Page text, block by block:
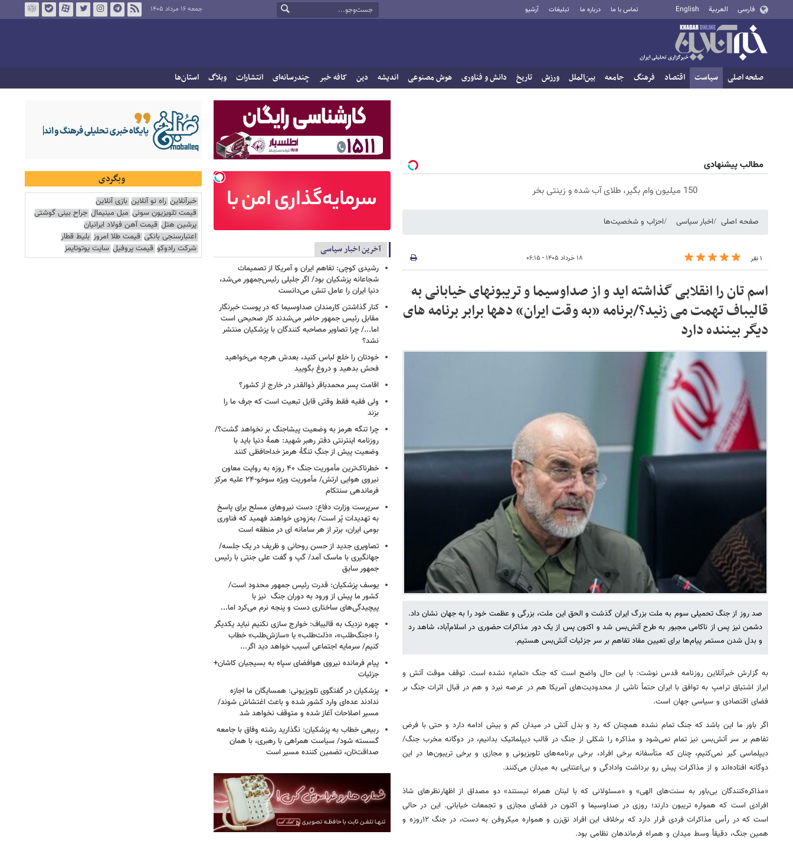
فارسی العربية English تماس با ما درباره ما تبلیغات آرشیو جمعه ۱۶ مرداد ۱۴۰۵
صفحه اصلی سیاست اقتصاد فرهنگ جامعه بین‌الملل ورزش تاریخ دانش و فناوری هوش مصنوعی اندیشه دین کافه خبر چندرسانه‌ای انتشارات وبلاگ استان‌ها
مطالب پیشنهادی
150 میلیون وام بگیر، طلای آب شده و زینتی بخر
صفحه اصلی اخبار سیاسی احزاب و شخصیت‌ها
۱ نفر ۱۸ خرداد ۱۴۰۵ - ۰۶:۱۵
اسم تان را انقلابی گذاشته اید و از صداوسیما و تریبونهای خیابانی به
قالیباف تهمت می زنید؟/برنامه «به وقت ایران» دهها برابر برنامه های
دیگر بیننده دارد
صد روز از جنگ تحمیلی سوم به ملت بزرگ ایران گذشت و الحق این ملت، بزرگی و عظمت خود را به جهان نشان داد.
دشمن نیز پس از ناکامی مجبور به طرح آتش‌بس شد و اکنون پس از یک دور مذاکرات حضوری در اسلام‌آباد، شاهد رد
و بدل شدن مستمر پیام‌ها برای تعیین مفاد تفاهم بر سر جزئیات آتش‌بس هستیم.
به گزارش خبرآنلاین روزنامه قدس نوشت: با این حال واضح است که جنگ «تمام» نشده است. توقف موقت آتش و
ابراز اشتیاق ترامپ به توافق با ایران حتماً ناشی از محدودیت‌های آمریکا هم در عرصه نبرد و هم در قبال اثرات جنگ بر
فضای اقتصادی و سیاسی جهان است.
اگر باور ما این باشد که جنگ تمام نشده همچنان که رد و بدل آتش در میدان کم و بیش ادامه دارد و حتی با فرض
تفاهم بر سر آتش‌بس نیز تمام نمی‌شود و مذاکره را شکلی از جنگ در قالب دیپلماتیک بدانیم، در دوگانه مخرب جنگ/
دیپلماسی گیر نمی‌کنیم، چنان که متأسفانه برخی افراد، برخی برنامه‌های تلویزیونی و مجازی و برخی تریبون‌ها در این
دوگانه افتاده‌اند و از مذاکرات پیش رو برداشت وادادگی و بی‌اعتنایی به میدان می‌کنند.
«مذاکره‌کنندگان بی‌باور به سنت‌های الهی» و «مسئولانی که با لبنان همراه نیستند» دو مصداق از اظهارنظرهای شاذ
افرادی است که همواره تریبون دارند؛ روزی در صداوسیما و اکنون در فضای مجازی و تجمعات خیابانی. این در حالی
است که در رأس مذاکرات فردی قرار دارد که برخلاف این افراد نق‌زن و همواره میکروفن به دست، در جنگ ۱۲روزه و
همین جنگ، دقیقاً وسط میدان و همراه فرماندهان نظامی بود.
آخرین اخبار سیاسی
رشیدی کوچی: تفاهم ایران و آمریکا از تصمیمات
شجاعانه پزشکیان بود/ اگر جلیلی رئیس‌جمهور می‌شد،
دنیا ایران را عامل تنش می‌دانست
کنار گذاشتن کارمندان صداوسیما که در پوست خبرنگار
مقابل رئیس جمهور حاضر می‌شدند کار صحیحی است
اما.../ چرا تصاویر مصاحبه کنندگان با پزشکیان منتشر
نشد؟
خودتان را خلع لباس کنید، بعدش هرچه می‌خواهید
فحش بدهید و دروغ بگویید
اقامت پسر محمدباقر ذوالقدر در خارج از کشور؟
ولی فقیه فقط وقتی قابل تبعیت است که جرف ما را
بزند
چرا تنگه هرمز به وضعیت پیشاجنگ بر نخواهد گشت؟/
روزنامه اینترنتی دفتر رهبر شهید: همۀ دنیا باید با
وضعیت پیش از جنگِ تنگۀ هرمز خداحافظی کنند
خطرناک‌ترین مأموریت جنگ ۴۰ روزه به روایت معاون
نیروی هوایی ارتش/ مأموریت ویژه سوخو-۲۴ علیه مرکز
فرماندهی سنتکام
سرپرست وزارت دفاع: دست نیروهای مسلح برای پاسخ
به تهدیدات پُر است/ به‌زودی خواهند فهمید که فناوری
بومی ایران، برتر از هر سامانه ای در منطقه است
تصاویری جدید از حسن روحانی و ظریف در یک جلسه/
جهانگیری با ماسک آمد/ گپ و گفت علی جنتی با رئیس
جمهور سابق
یوسف پزشکیان: قدرت رئیس‌ جمهور محدود است/
کشور ما پیش از ورود به دوران جنگ نیز با
پیچیدگی‌های ساختاری دست و پنجه نرم می‌کرد اما...
چهره نزدیک به قالیباف: خوارج سازی نکنیم نباید یکدیگر
را «جنگ‌طلب»، «ذلت‌طلب» یا «سازش‌طلب» خطاب
کنیم/ سرمایه اجتماعی آسیب خواهد دید اگر...
پیام فرمانده نیروی هوافضای سپاه به بسیجیان کاشان+
جزئیات
پزشکیان در گفتگوی تلویزیونی: همسایگان ما اجازه
ندادند عده‌ای وارد کشور شده و باعث اغتشاش شوند/
مسیر اصلاحات آغاز شده و متوقف نخواهد شد
ربیعی خطاب به پزشکیان: نگذارید رشته وفاق با جامعه
گسسته شود/ سیاست همراهی با رهبری، با همان
صداقت‌تان، تضمین کننده مسیر است
وبگردی
خبرآنلاین راه نو آنلاین بازی آنلاین
قیمت تلویزیون سونی مبل مینیمال جراح بینی گوشتی
پرشین هتل قیمت آهن فولاد ایرانیان
اعتبارسنجی بانکی قیمت طلا امروز بلیط قطار
شرکت رادوکو قیمت پروفیل سایت یوتوتایمز